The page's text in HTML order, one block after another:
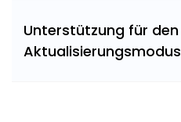
Unterstützung für den
Aktualisierungsmodus